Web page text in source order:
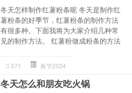
冬天怎样制作红薯粉条呢 冬天是制作红
薯粉条的好季节，红薯粉条的制作方法
有很多种。下面我将为大家介绍几种常
见的制作方法。 红薯粉做成粉条的方法
571 春节2024
冬天怎么和朋友吃火锅